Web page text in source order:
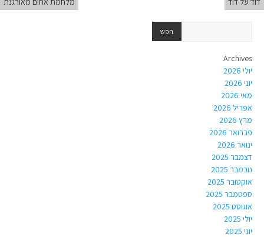
Archives
יולי 2026
יוני 2026
מאי 2026
אפריל 2026
מרץ 2026
פברואר 2026
ינואר 2026
דצמבר 2025
נובמבר 2025
אוקטובר 2025
ספטמבר 2025
אוגוסט 2025
יולי 2025
יוני 2025